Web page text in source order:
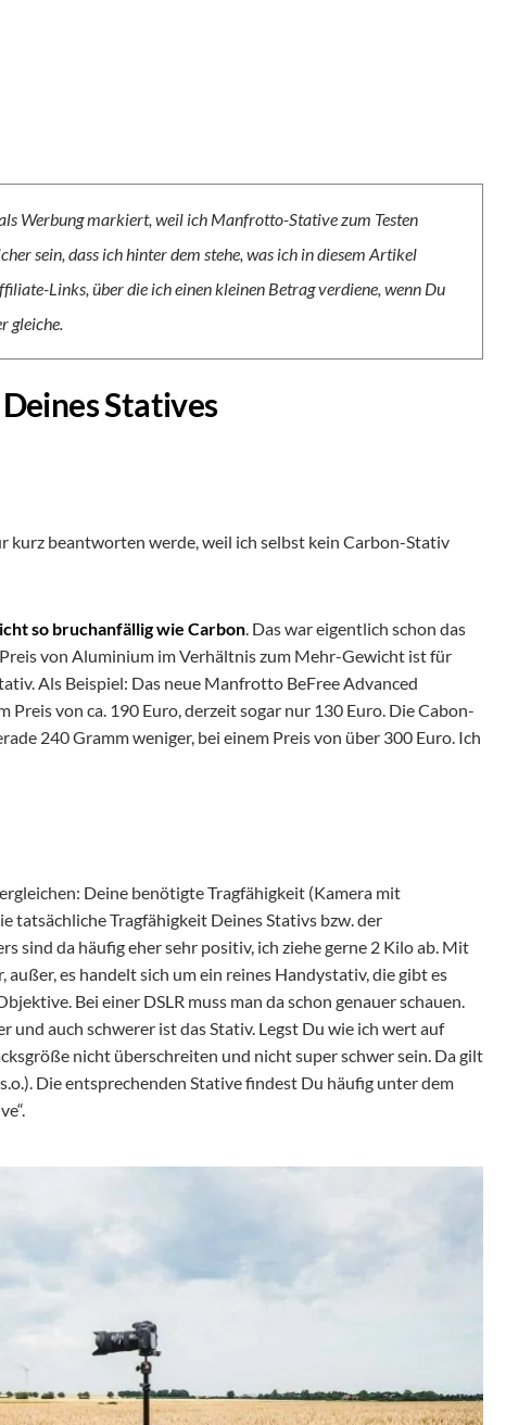
Werbung markiert, weil ich Manfrotto-Stative zum Testen
sein, dass ich hinter dem stehe, was ich in diesem Artikel
Links, über die ich einen kleinen Betrag verdiene, wenn Du
gleiche.
Statives
kurz beantworten werde, weil ich selbst kein Carbon-Stativ
so bruchanfällig wie Carbon. Das war eigentlich schon das
von Aluminium im Verhältnis zum Mehr-Gewicht ist für
Als Beispiel: Das neue Manfrotto BeFree Advanced
von ca. 190 Euro, derzeit sogar nur 130 Euro. Die Cabon-
240 Gramm weniger, bei einem Preis von über 300 Euro. Ich
Deine benötigte Tragfähigkeit (Kamera mit
tatsächliche Tragfähigkeit Deines Stativs bzw. der
sind da häufig eher sehr positiv, ich ziehe gerne 2 Kilo ab. Mit
es handelt sich um ein reines Handystativ, die gibt es
Bei einer DSLR muss man da schon genauer schauen.
und auch schwerer ist das Stativ. Legst Du wie ich wert auf
nicht überschreiten und nicht super schwer sein. Da gilt
Die entsprechenden Stative findest Du häufig unter dem